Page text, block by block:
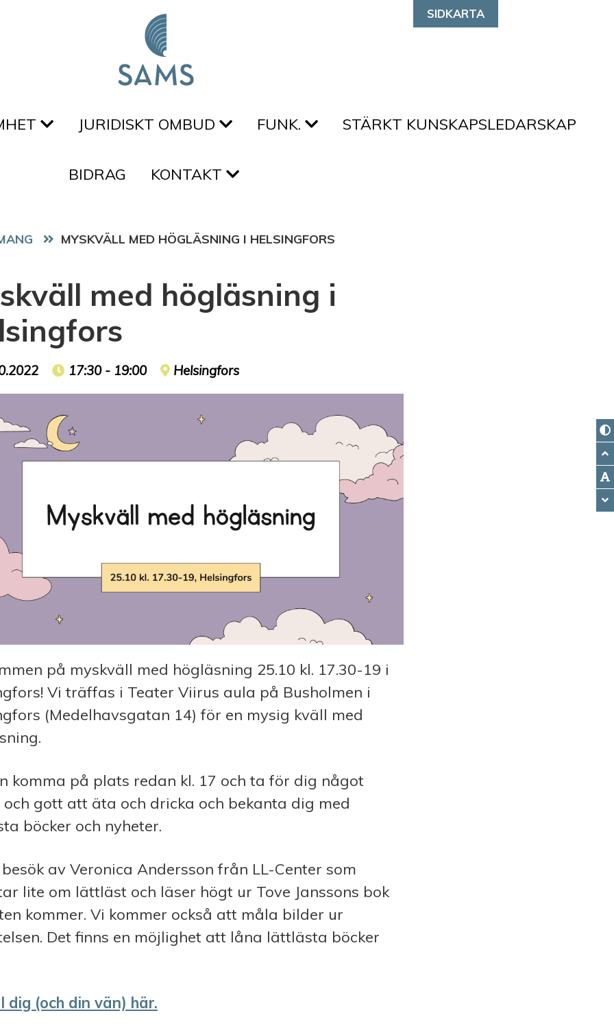
SIDKARTA
JURIDISKT OMBUD FUNK. STÄRKT KUNSKAPSLEDARSKAP
BIDRAG KONTAKT
MYSKVÄLL MED HÖGLÄSNING I HELSINGFORS
med högläsning i
date Event time
17:30 - 19:00 Event location
Helsingfors
på myskväll med högläsning 25.10 kl. 17.30-19 i
Vi träffas i Teater Viirus aula på Busholmen i
(Medelhavsgatan 14) för en mysig kväll med
komma på plats redan kl. 17 och ta för dig något
gott att äta och dricka och bekanta dig med
böcker och nyheter.
av Veronica Andersson från LL-Center som
lite om lättläst och läser högt ur Tove Janssons bok
kommer. Vi kommer också att måla bilder ur
Det finns en möjlighet att låna lättlästa böcker
dig (och din vän) här.